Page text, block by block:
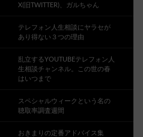
X(旧TWITTER)、ガルちゃん
テレフォン人生相談にヤラセが
あり得ない３つの理由
乱立するYOUTUBEテレフォン人
生相談チャンネル。この世の春
はいつまで
スペシャルウィークという名の
聴取率調査週間
おきまりの定番アドバイス集